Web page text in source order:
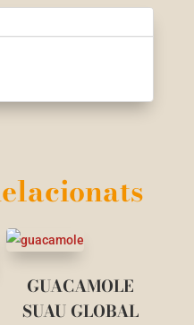
GUACAMOLE
SUAU GLOBAL